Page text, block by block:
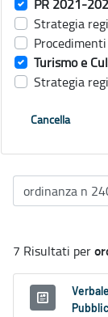
PR 2021-
Strategia
Turismo e
Strategia
Cancella
7 Risultati per
Verbale